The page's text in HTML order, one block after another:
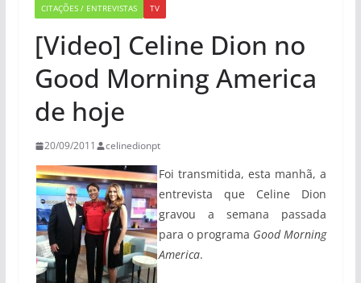
CITAÇÕES / ENTREVISTAS TV
[Video] Celine Dion no
Good Morning America
de hoje
20/09/2011 celinedionpt
Foi transmitida, esta manhã, a
entrevista que Celine Dion
gravou a semana passada
para o programa Good Morning
America.